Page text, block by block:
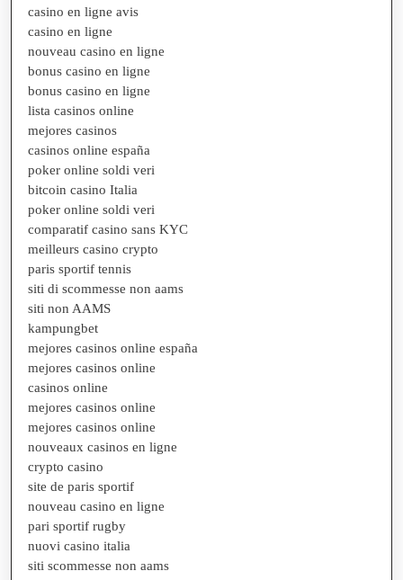
casino en ligne avis
casino en ligne
nouveau casino en ligne
bonus casino en ligne
bonus casino en ligne
lista casinos online
mejores casinos
casinos online españa
poker online soldi veri
bitcoin casino Italia
poker online soldi veri
comparatif casino sans KYC
meilleurs casino crypto
paris sportif tennis
siti di scommesse non aams
siti non AAMS
kampungbet
mejores casinos online españa
mejores casinos online
casinos online
mejores casinos online
mejores casinos online
nouveaux casinos en ligne
crypto casino
site de paris sportif
nouveau casino en ligne
pari sportif rugby
nuovi casino italia
siti scommesse non aams